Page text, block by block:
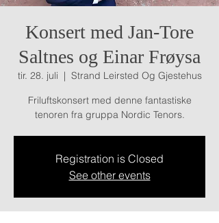
Konsert med Jan-Tore
Saltnes og Einar Frøysa
tir. 28. juli
  |
Strand Leirsted Og Gjestehus
Friluftskonsert med denne fantastiske
tenoren fra gruppa Nordic Tenors.
Registration is Closed
See other events